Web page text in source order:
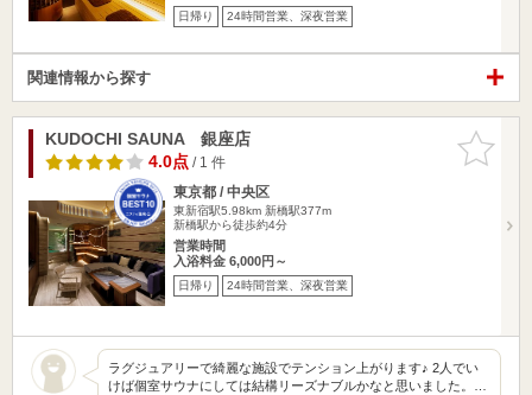
日帰り 24時間営業、深夜営業
関連情報から探す
お気に入
りに追加
KUDOCHI SAUNA 銀座店
4.0点/ 1 件
東京都 / 中央区
東新宿駅5.98km 新橋駅377m
新橋駅から徒歩約4分
営業時間
入浴料金 6,000円～
日帰り 24時間営業、深夜営業
ラグジュアリーで綺麗な施設でテンション上がります♪ 2人でい
けば個室サウナにしては結構リーズナブルかなと思いました。…